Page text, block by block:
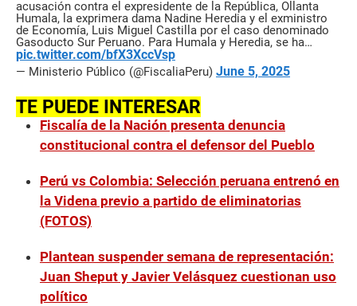
acusación contra el expresidente de la República, Ollanta
Humala, la exprimera dama Nadine Heredia y el exministro
de Economía, Luis Miguel Castilla por el caso denominado
Gasoducto Sur Peruano. Para Humala y Heredia, se ha…
pic.twitter.com/bfX3XccVsp
— Ministerio Público (@FiscaliaPeru) June 5, 2025
TE PUEDE INTERESAR
Fiscalía de la Nación presenta denuncia
constitucional contra el defensor del Pueblo
Perú vs Colombia: Selección peruana entrenó en
la Videna previo a partido de eliminatorias
(FOTOS)
Plantean suspender semana de representación:
Juan Sheput y Javier Velásquez cuestionan uso
político